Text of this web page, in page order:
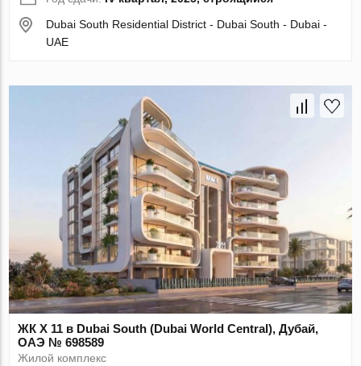
Dubai South Residential District - Dubai South - Dubai -
UAE
ЖК X 11 в Dubai South (Dubai World Central), Дубай,
ОАЭ № 698589
Жилой комплекс